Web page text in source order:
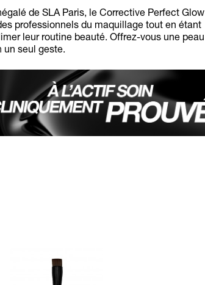
de SLA Paris, le Corrective Perfect Glow
professionnels du maquillage tout en étant
leur routine beauté. Offrez-vous une peau
un seul geste.